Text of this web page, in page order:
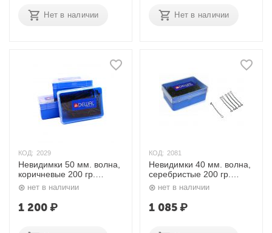
Нет в наличии Нет в наличии
КОД: 2029
Невидимки 50 мм. волна,
коричневые 200 гр.
SLN50V-3/200 Dewal
нет в наличии
1 200₽
КОД: 2081
Невидимки 40 мм. волна,
серебристые 200 гр.
SLN40V-4/200 Dewal
нет в наличии
1 085₽